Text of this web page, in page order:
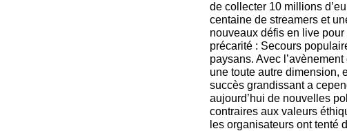
de collecter 10 millions
centaine de streamers et
nouveaux défis en live
précarité : Secours
paysans. Avec
une toute autre dimension,
succès grandissant a
aujourd’hui de nouvelles
contraires aux valeurs
les organisateurs ont tenté